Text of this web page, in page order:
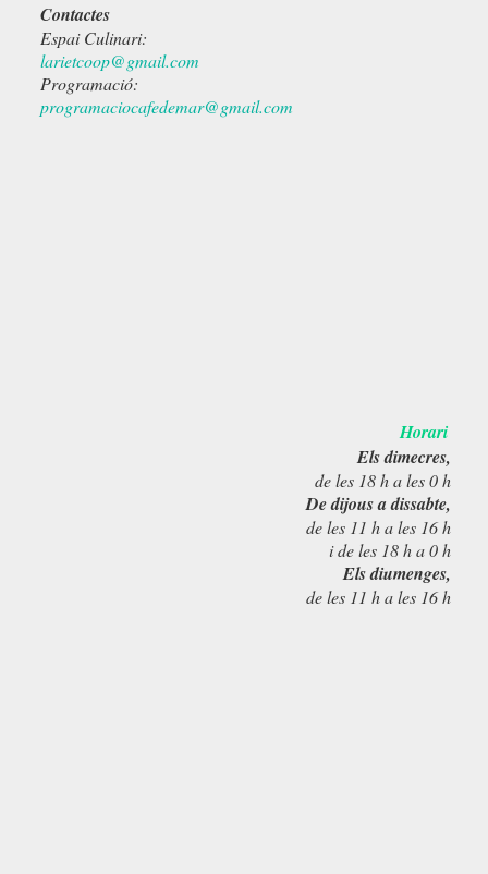
Contactes
Espai Culinari:
larietcoop@gmail.com
Programació:
programaciocafedemar@gmail.com
Horari
Els dimecres,
de les 18 h a les 0 h
De dijous a dissabte,
de les 11 h a les 16 h
i de les 18 h a 0 h
Els diumenges,
de les 11 h a les 16 h